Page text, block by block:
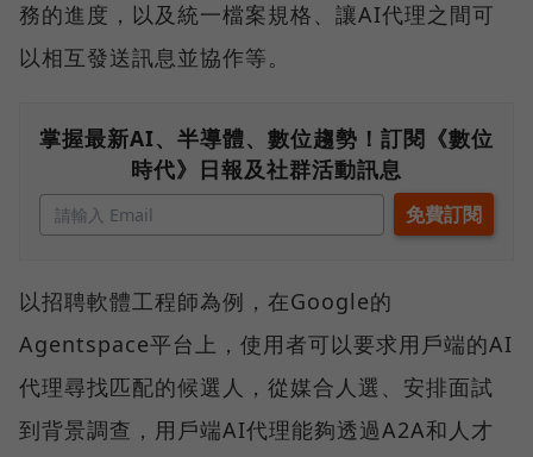
務的進度，以及統一檔案規格、讓AI代理之間可
以相互發送訊息並協作等。
掌握最新AI、半導體、數位趨勢！訂閱《數位
時代》日報及社群活動訊息
以招聘軟體工程師為例，在Google的
Agentspace平台上，使用者可以要求用戶端的AI
代理尋找匹配的候選人，從媒合人選、安排面試
到背景調查，用戶端AI代理能夠透過A2A和人才